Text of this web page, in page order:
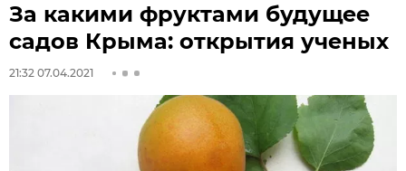
За какими фруктами будущее
садов Крыма: открытия ученых
21:32 07.04.2021